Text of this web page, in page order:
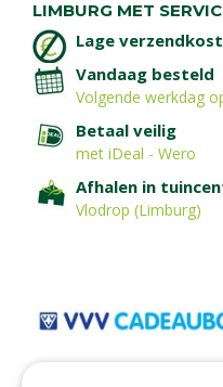
LIMBURG MET
Lage
Vandaag besteld
Volgende werkdag
Betaal veilig
met iDeal - Wero
Afhalen in
Vlodrop (Limburg)